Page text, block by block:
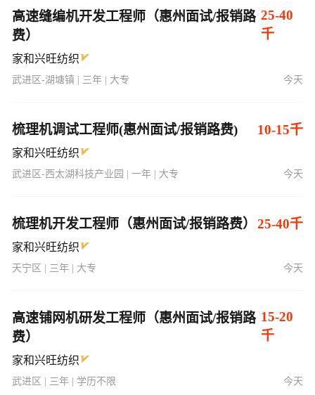
高速缝编机开发工程师（惠州面试/报销路
费）
25-40
千
家和兴旺纺织
武进区-湖塘镇 | 三年 | 大专 今天
梳理机调试工程师(惠州面试/报销路费) 10-15千
家和兴旺纺织
武进区-西太湖科技产业园 | 一年 | 大专 今天
梳理机开发工程师（惠州面试/报销路费） 25-40千
家和兴旺纺织
天宁区 | 三年 | 大专 今天
高速铺网机研发工程师（惠州面试/报销路
费）
15-20
千
家和兴旺纺织
武进区 | 三年 | 学历不限 今天